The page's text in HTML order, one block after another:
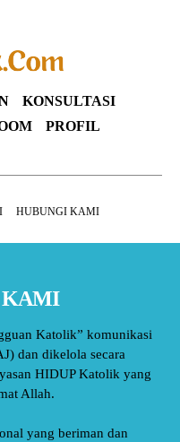
KONSULTASI
PROFIL
HUBUNGI KAMI
KAMI
Katolik” komunikasi
dan dikelola secara
HIDUP Katolik yang
Allah.
yang beriman dan